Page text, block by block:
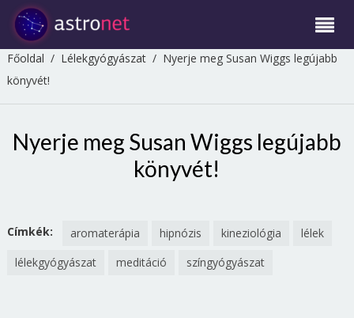
Főoldal / Lélekgyógyászat/ Nyerje meg Susan Wiggs legújabb
könyvét!
Nyerje meg Susan Wiggs legújabb
könyvét!
Címkék: aromaterápia hipnózis kineziológia
lélek
lélekgyógyászat
meditáció színgyógyászat